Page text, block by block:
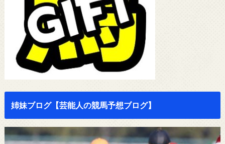
姉妹ブログ【芸能人の競馬予想ブログ】